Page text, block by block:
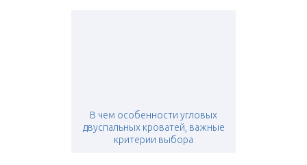
В чем особенности угловых
двуспальных кроватей, важные
критерии выбора